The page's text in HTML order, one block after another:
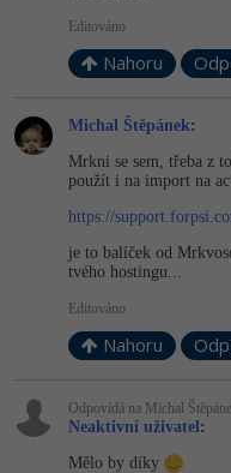
Editováno
Nahoru
Michal Štěpánek:
Mrkni se sem, třeba z
použít i na import na
https://
je to balíček od
tvého hostingu...
Editováno
Nahoru
Odpovídá na Michal
Neaktivní uživatel:
Mělo by díky